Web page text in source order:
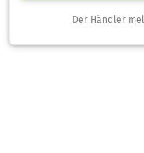
Der Händler